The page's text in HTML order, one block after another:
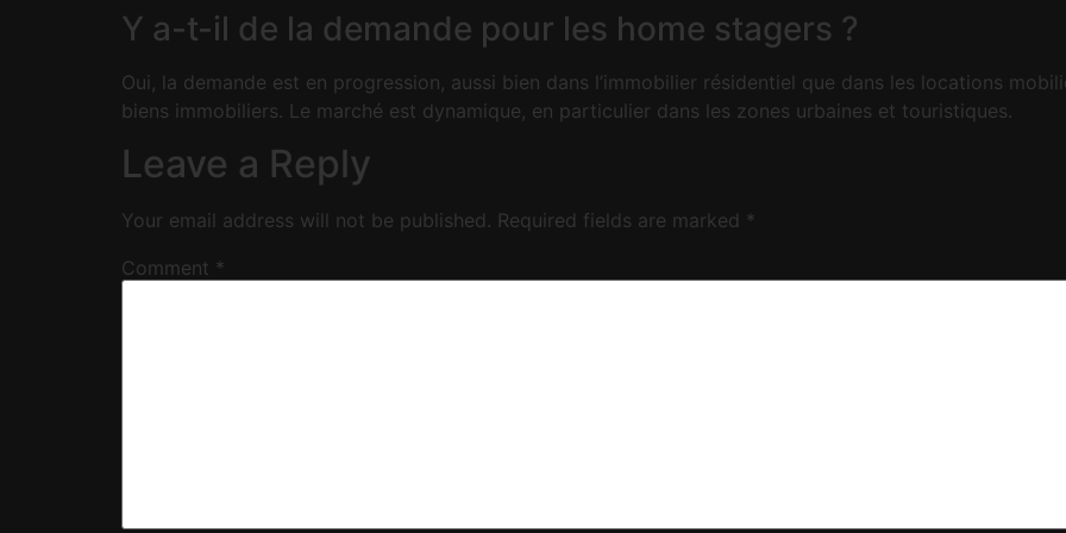
Y a-t-il de la demande pour les home stagers ?
Oui, la demande est en progression, aussi bien dans l’immobilier résidentiel que dans les locations
biens immobiliers. Le marché est dynamique, en particulier dans les zones urbaines et touristiques.
Leave a Reply
Your email address will not be published. Required fields are marked *
Comment *